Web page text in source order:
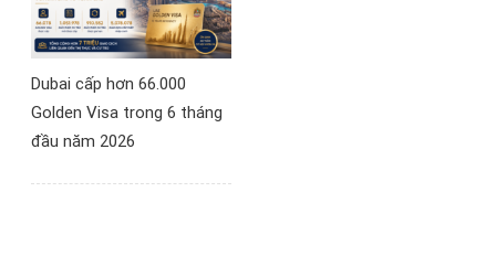
Dubai cấp hơn 66.000
Golden Visa trong 6 tháng
đầu năm 2026